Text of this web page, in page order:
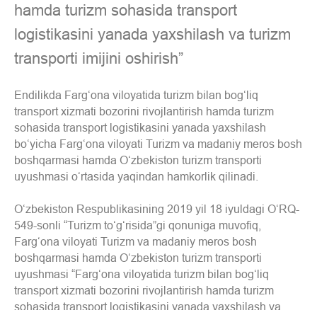
hamda turizm sohasida transport
logistikasini yanada yaxshilash va turizm
transporti imijini oshirish”
Endilikda Farg‘ona viloyatida turizm bilan bog‘liq
transport xizmati bozorini rivojlantirish hamda turizm
sohasida transport logistikasini yanada yaxshilash
bo‘yicha Farg‘ona viloyati Turizm va madaniy meros bosh
boshqarmasi hamda O‘zbekiston turizm transporti
uyushmasi o‘rtasida yaqindan hamkorlik qilinadi.
O‘zbekiston Respublikasining 2019 yil 18 iyuldagi O‘RQ-
549-sonli “Turizm to‘g‘risida”gi qonuniga muvofiq,
Farg‘ona viloyati Turizm va madaniy meros bosh
boshqarmasi hamda O‘zbekiston turizm transporti
uyushmasi “Farg‘ona viloyatida turizm bilan bog‘liq
transport xizmati bozorini rivojlantirish hamda turizm
sohasida transport logistikasini yanada yaxshilash va